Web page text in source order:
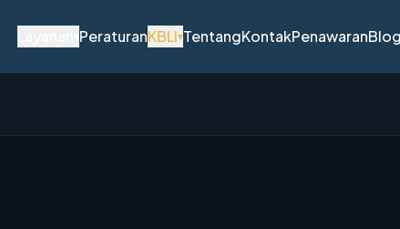
PeraturanKBLI▾TentangKontakPenawaranBlog